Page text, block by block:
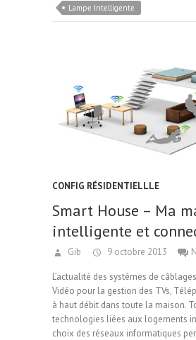
Lampe Intelligente
CONFIG RÉSIDENTIELLLE
Smart House – Ma
intelligente et
Gib 9 octobre 2013
L’actualité des systèmes de
Vidéo pour la gestion des TVs,
à haut débit dans toute la maison.
technologies liées aux logements
choix des réseaux informatiques